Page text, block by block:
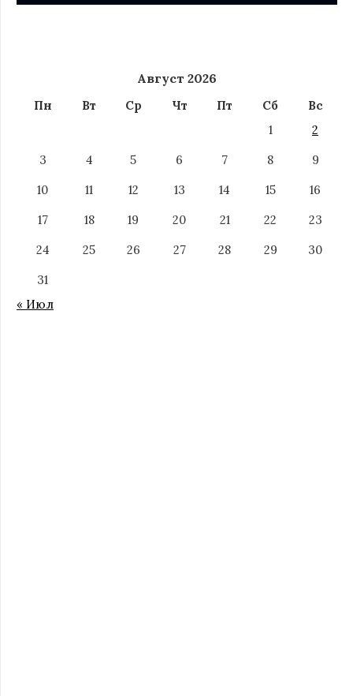
Август 2026
Пн Вт Ср Чт Пт Сб
Вс
1
2
3
4 5 6 7 8
9
10
11 12 13 14 15
16
17
18 19 20 21 22
23
24
25 26 27 28 29
30
31
« Июл